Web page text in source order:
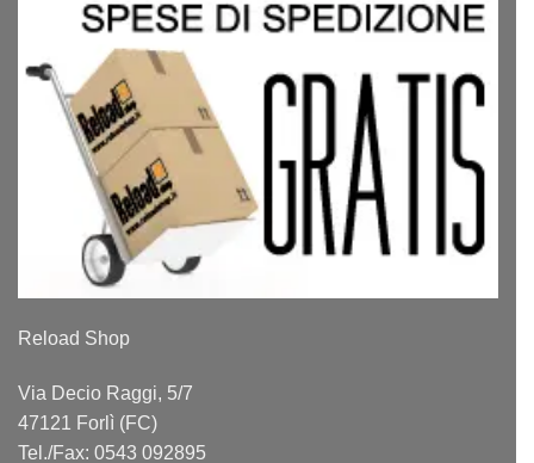
Reload Shop
Via Decio Raggi, 5/7
47121 Forlì (FC)
Tel./Fax: 0543 092895